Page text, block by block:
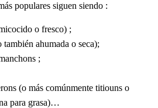
populares siguen siendo :
o fresco) ;
también ahumada o seca);
;
(o más comúnmente titiouns o
para grasa)…